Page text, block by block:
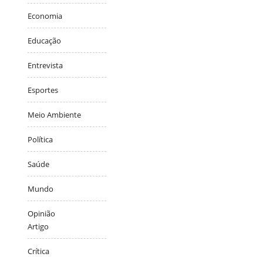
Economia
Educação
Entrevista
Esportes
Meio Ambiente
Política
Saúde
Mundo
Opinião
Artigo
Crítica